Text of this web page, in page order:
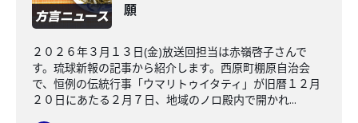
願
２０２６年３月１３日(金)放送回担当は赤嶺啓子さんで
す。琉球新報の記事から紹介します。西原町棚原自治会
で、恒例の伝統行事「ウマリトゥイタティ」が旧暦１２月
２０日にあたる２月７日、地域のノロ殿内で開かれ...